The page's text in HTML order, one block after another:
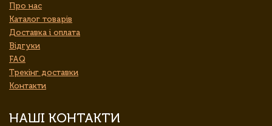
Про нас
Каталог товарів
Доставка і оплата
Відгуки
FAQ
Трекінг доставки
Контакти
НАШІ КОНТАКТИ